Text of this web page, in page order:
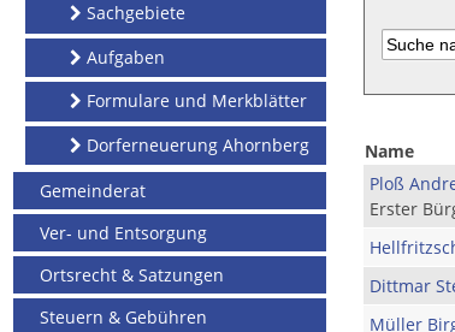
Sachgebiete
Aufgaben
Formulare und Merkblätter
Dorferneuerung Ahornberg
Gemeinderat
Ver- und Entsorgung
Ortsrecht & Satzungen
Steuern & Gebühren
Name
Ploß
Erster
Dittmar
Müller